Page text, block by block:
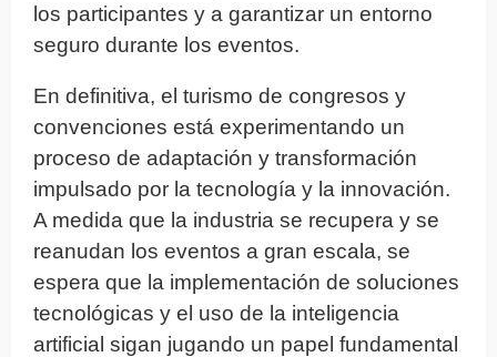
los participantes y a garantizar un entorno
seguro durante los eventos.
En definitiva, el turismo de congresos y
convenciones está experimentando un
proceso de adaptación y transformación
impulsado por la tecnología y la innovación.
A medida que la industria se recupera y se
reanudan los eventos a gran escala, se
espera que la implementación de soluciones
tecnológicas y el uso de la inteligencia
artificial sigan jugando un papel fundamental